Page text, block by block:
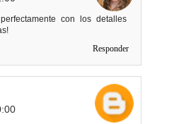
con los detalles
Responder